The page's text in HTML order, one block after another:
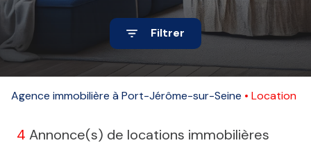
Recrutement
e-
Filtrer
Agence immobilière à Port-Jérôme-sur-Seine Location
4 Annonce(s) de locations immobilières